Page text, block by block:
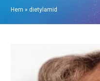
Hem » dietylamid